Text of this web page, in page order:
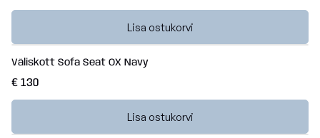
Lisa ostukorvi
Väliskott Sofa Seat OX Navy
€ 130
Lisa ostukorvi